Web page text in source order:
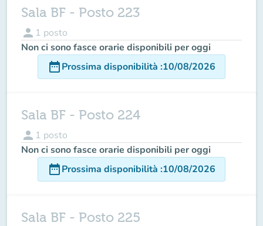
Sala BF - Posto 223
person 1 posto
Non ci sono fasce orarie disponibili per oggi
date_rangeProssima disponibilità :10/08/2026
Sala BF - Posto 224
person 1 posto
Non ci sono fasce orarie disponibili per oggi
date_rangeProssima disponibilità :10/08/2026
Sala BF - Posto 225